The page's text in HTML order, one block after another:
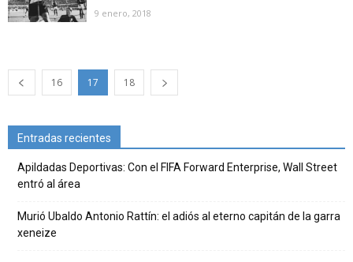
9 enero, 2018
16 17 18
Entradas recientes
Apildadas Deportivas: Con el FIFA Forward Enterprise, Wall Street
entró al área
Murió Ubaldo Antonio Rattín: el adiós al eterno capitán de la garra
xeneize